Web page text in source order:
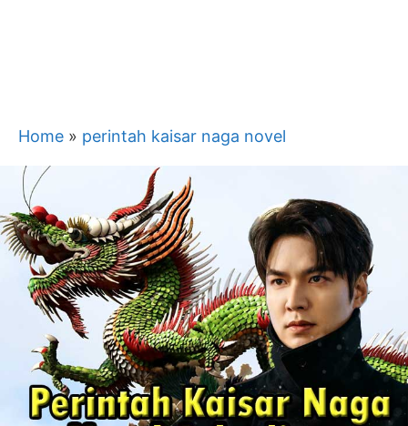
Home » perintah kaisar naga novel